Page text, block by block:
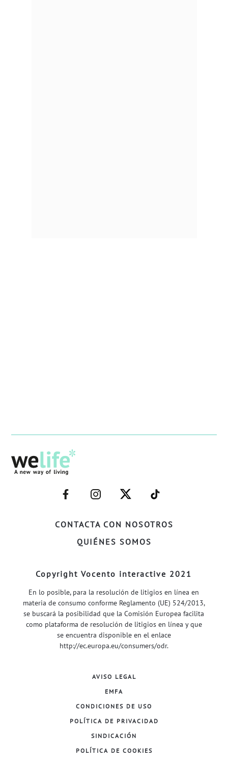
CONTACTA CON NOSOTROS
QUIÉNES SOMOS
–
FACEBOOK–
–
INSTAGRAM–
–
TWITTER–
–
WELIFE–
Copyright Vocento interactive 2021
En lo posible, para la resolución de litigios en línea en
materia de consumo conforme Reglamento (UE) 524/2013,
se buscará la posibilidad que la Comisión Europea facilita
como plataforma de resolución de litigios en línea y que
se encuentra disponible en el enlace
http://ec.europa.eu/consumers/odr.
AVISO LEGAL
EMFA
CONDICIONES DE USO
POLÍTICA DE PRIVACIDAD
SINDICACIÓN
POLÍTICA DE COOKIES